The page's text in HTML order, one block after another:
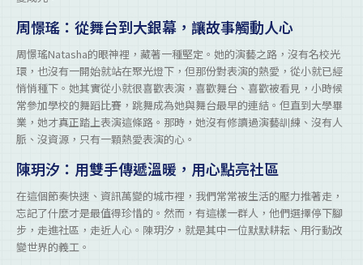
周憬瑤：從舞台到大銀幕，讓故事觸動人心
周憬瑤Natasha的眼神裡，藏著一種堅定。她的演藝之路，沒有名校光
環，也沒有一開始就站在聚光燈下，但那份對表演的熱愛，從小就已經
悄悄種下。她其實從小就很喜歡表演，喜歡舞台、喜歡被看見，小時候
常參加學校的舞蹈比賽，跳舞成為她與舞台最早的連結。但直到大學畢
業，她才真正踏上表演這條路。那時，她沒有修讀過演藝訓練、沒有人
脈、沒資源，只有一顆熱愛表演的心。
陳玥汐：用雙手傳遞溫暖，用心點亮社區
在這個節奏快速、資訊萬變的城市裡，我們常常被生活的壓力推著走，
忘記了什麼才是最值得珍惜的。然而，有這樣一群人，他們選擇停下腳
步，走進社區，走近人心。陳玥汐，就是其中一位默默耕耘、用行動改
變世界的義工。